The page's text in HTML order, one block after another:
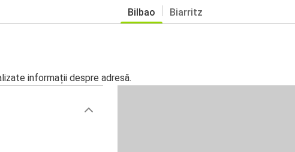
Bilbao Biarritz
informații despre adresă.